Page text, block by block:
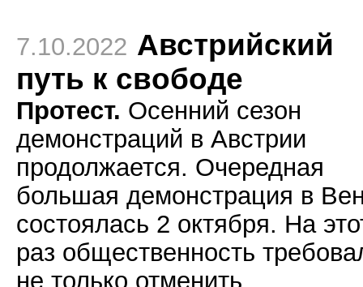
7.10.2022 Австрийский
путь к свободе
Протест. Осенний сезон
демонстраций в Австрии
продолжается. Очередная
большая демонстрация в
состоялась 2 октября. На
раз общественность
не только отменить